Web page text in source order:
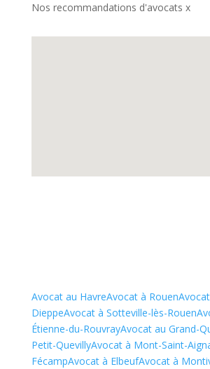
Nos recommandations d'avocats x
Avocat au HavreAvocat à Rouen
DieppeAvocat à Sotteville-lès-Rouen
Étienne-du-RouvrayAvocat au Grand-
Petit-QuevillyAvocat à Mont-Saint-
FécampAvocat à ElbeufAvocat à